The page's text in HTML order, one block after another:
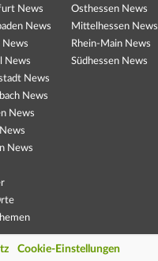
News
News
News
News
News
News
News
News
Osthessen News
Mittelhessen News
Rhein-Main News
Südhessen News
Cookie-Einstellungen